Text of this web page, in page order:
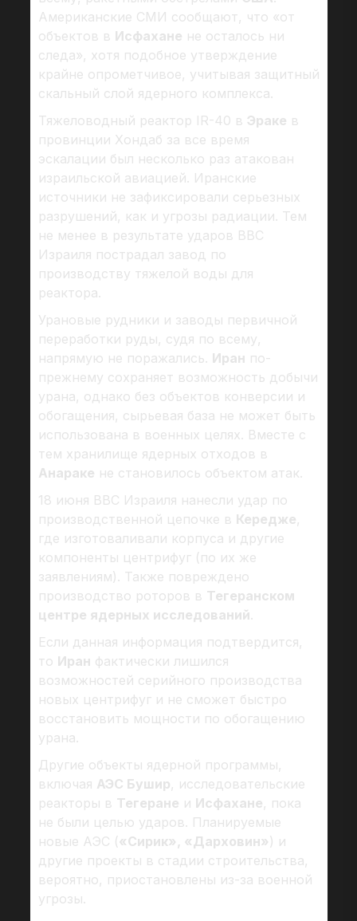
Американские СМИ сообщают, что «от
объектов в Исфахане не осталось ни
следа», хотя подобное утверждение
крайне опрометчивое, учитывая защитный
скальный слой ядерного комплекса.
Тяжеловодный реактор IR-40 в Эраке в
провинции Хондаб за все время
эскалации был несколько раз атакован
израильской авиацией. Иранские
источники не зафиксировали серьезных
разрушений, как и угрозы радиации. Тем
не менее в результате ударов ВВС
Израиля пострадал завод по
производству тяжелой воды для
реактора.
Урановые рудники и заводы первичной
переработки руды, судя по всему,
напрямую не поражались. Иран по-
прежнему сохраняет возможность добычи
урана, однако без объектов конверсии и
обогащения, сырьевая база не может быть
использована в военных целях. Вместе с
тем хранилище ядерных отходов в
Анараке не становилось объектом атак.
18 июня ВВС Израиля нанесли удар по
производственной цепочке в Кередже,
где изготоваливали корпуса и другие
компоненты центрифуг (по их же
заявлениям). Также повреждено
производство роторов в Тегеранском
центре ядерных исследований.
Если данная информация подтвердится,
то Иран фактически лишился
возможностей серийного производства
новых центрифуг и не сможет быстро
восстановить мощности по обогащению
урана.
Другие объекты ядерной программы,
включая АЭС Бушир, исследовательские
реакторы в Тегеране и Исфахане, пока
не были целью ударов. Планируемые
новые АЭС ( «Сирик», «Дарховин») и
другие проекты в стадии строительства,
вероятно, приостановлены из-за военной
угрозы.